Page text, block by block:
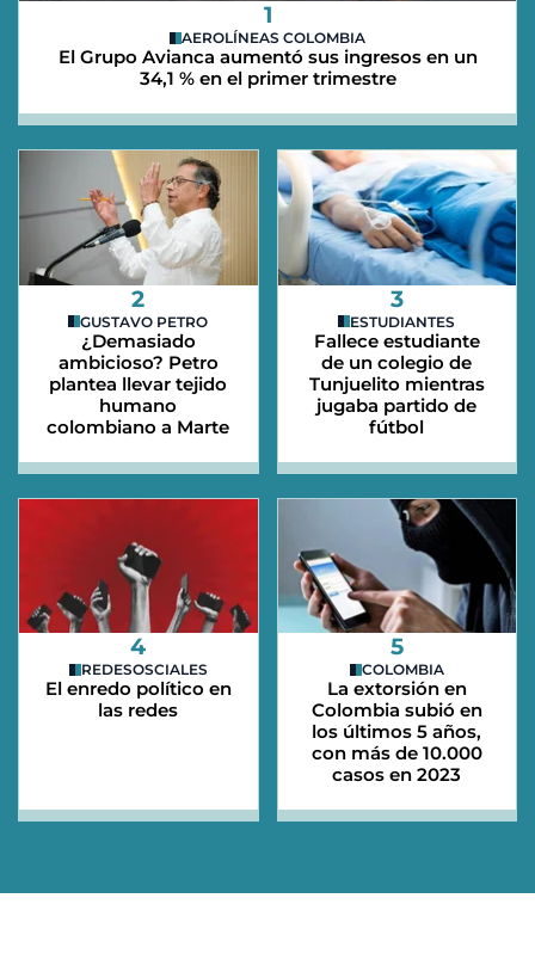
1
AEROLÍNEAS COLOMBIA
El Grupo Avianca aumentó sus ingresos en un
34,1 % en el primer trimestre
2
GUSTAVO PETRO
¿Demasiado
ambicioso? Petro
plantea llevar tejido
humano
colombiano a Marte
3
ESTUDIANTES
Fallece estudiante
de un colegio de
Tunjuelito mientras
jugaba partido de
fútbol
4
REDESOSCIALES
El enredo político en
las redes
5
COLOMBIA
La extorsión en
Colombia subió en
los últimos 5 años,
con más de 10.000
casos en 2023